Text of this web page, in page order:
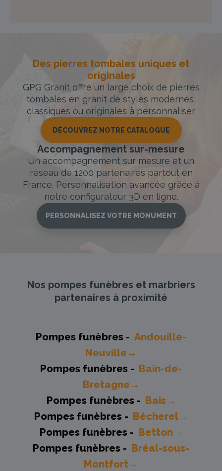
Des pierres tombales uniques et
originales
GPG Granit offre un large choix de pierres
tombales en granit de styles modernes,
classiques ou originales à personnaliser.
DÉCOUVREZ NOTRE CATALOGUE
Accompagnement sur-mesure
Un accompagnement sur mesure et un
réseau de 1200 partenaires partout en
France. Personnalisation avancée grâce à
notre configurateur 3D en ligne.
PERSONNALISEZ VOTRE MONUMENT
Nos pompes funèbres et marbriers
partenaires à proximité
Pompes funèbres - Andouille-
Neuville→
Pompes funèbres - Bain-de-
Bretagne→
Pompes funèbres - Bais→
Pompes funèbres - Bécherel→
Pompes funèbres - Betton→
Pompes funèbres - Bréal-sous-
Montfort→